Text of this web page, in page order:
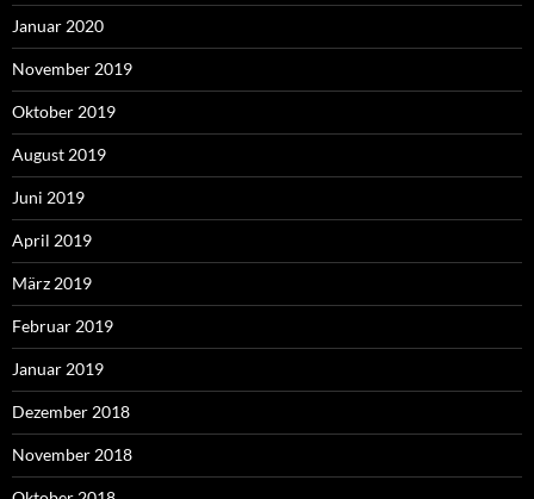
Januar 2020
November 2019
Oktober 2019
August 2019
Juni 2019
April 2019
März 2019
Februar 2019
Januar 2019
Dezember 2018
November 2018